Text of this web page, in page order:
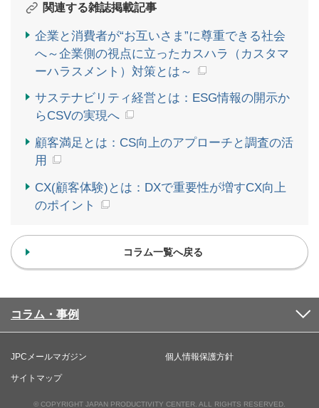
関連する雑誌掲載記事
企業と消費者が“お互いさま”に尊重できる社会
へ～企業側の視点に立ったカスハラ（カスタマ
ーハラスメント）対策とは～
サステナビリティ経営とは：ESG情報の開示か
らCSVの実現へ
顧客満足とは：CS向上のアプローチと調査の活
用
CX(顧客体験)とは：DXで重要性が増すCX向上
のポイント
コラム一覧へ戻る
コラム・事例
JPCメールマガジン 個人情報保護方針
サイトマップ
© COPYRIGHT JAPAN PRODUCTIVITY CENTER. ALL RIGHTS RESERVED.